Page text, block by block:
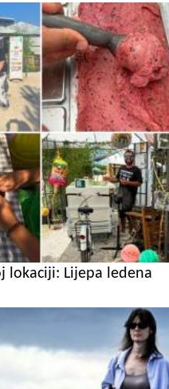
lokaciji: Lijepa ledena